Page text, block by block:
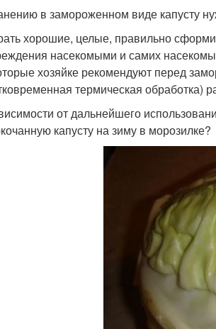
в замороженном виде капусту
хорошие, целые, правильно
насекомыми и самих
хозяйке рекомендуют перед
термическая
от дальнейшего
капусту на зиму в морозилке?